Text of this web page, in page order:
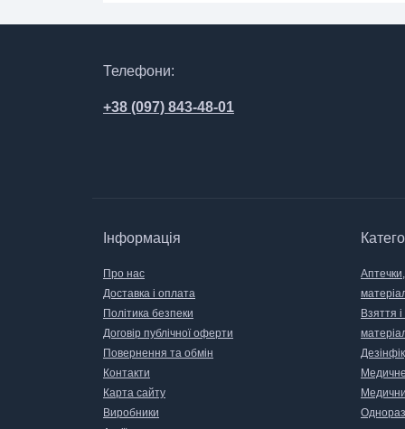
Телефони:
+38 (097) 843-48-01
Інформація
Про нас
Доставка і оплата
Політика безпеки
Договір публічної оферти
Повернення та обмін
Контакти
Карта сайту
Виробники
Взяття